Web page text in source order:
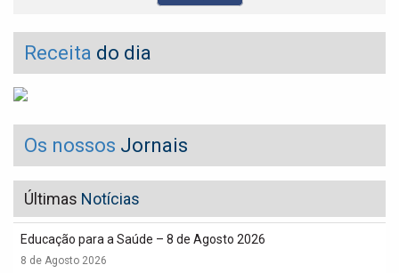
Receita do dia
Os nossos Jornais
Últimas Notícias
Educação para a Saúde – 8 de Agosto 2026
8 de Agosto 2026